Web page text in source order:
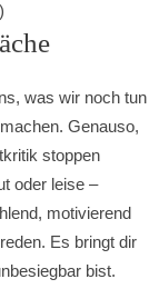
was wir noch tun
Genauso,
stoppen
oder leise –
motivierend
Es bringt dir
bist.